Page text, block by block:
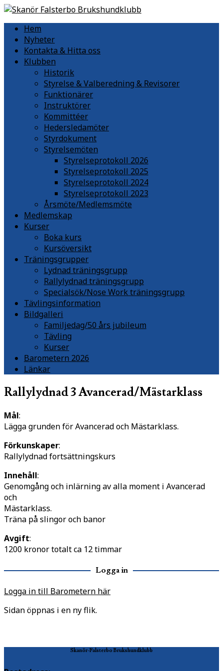
Hem
Nyheter
Kontakta & Hitta oss
Klubben
Historik
Styrelse & Valberedning & Revisorer
Funktionärer
Instruktörer
Kommittéer
Hedersledamöter
Styrdokument
Styrelsemöten
Styrelseprotokoll 2026
Styrelseprotokoll 2025
Styrelseprotokoll 2024
Styrelseprotokoll 2023
Årsmöte/Medlemsmöte
Medlemskap
Kurser
Boka kurs
Kursöversikt
Träningsgrupper
Lydnad träningsgrupp
Rallylydnad träningsgrupp
Specialsök/Nose Work träningsgrupp
Tävlingsinformation
Bildgalleri
Familjedag/50 års jubileum
Tävling
Kurser
Barometern 2026
Länkar
Rallylydnad 3 Avancerad/Mästarklass
Mål:
Lägga grunden för Avancerad och Mästarklass.
Förkunskaper:
Rallylydnad fortsättningskurs
Innehåll:
Genomgång och inlärning av alla moment i Avancerad
och
Mästarklass.
Träna på slingor och banor
Avgift:
1200 kronor totalt ca 12 timmar
Logga in
Logga in till Barometern här
Sidan öppnas i en ny flik.
Skanör-Falsterbo Brukshundklubb